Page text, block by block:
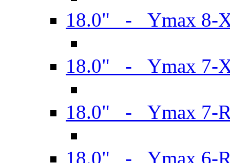
18.0" - Ymax 8-
18.0" - Ymax 7-
18.0" - Ymax 7-
18.0" - Ymax 6-